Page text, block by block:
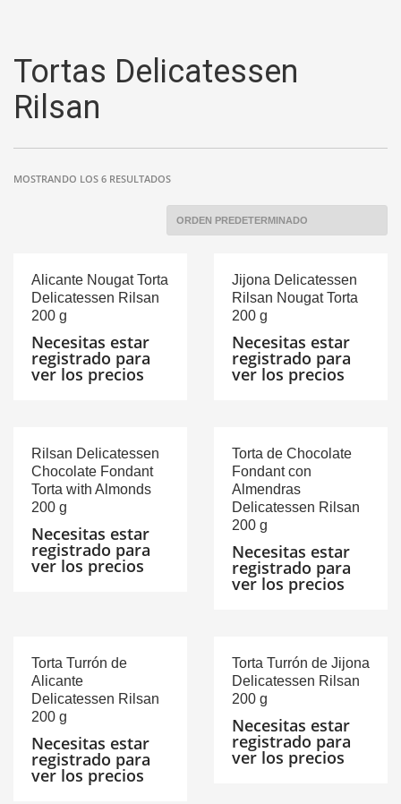
Tortas Delicatessen
Rilsan
MOSTRANDO LOS 6 RESULTADOS
Alicante Nougat Torta
Delicatessen Rilsan
200 g
Necesitas estar
registrado para
ver los precios
Jijona Delicatessen
Rilsan Nougat Torta
200 g
Necesitas estar
registrado para
ver los precios
Rilsan Delicatessen
Chocolate Fondant
Torta with Almonds
200 g
Necesitas estar
registrado para
ver los precios
Torta de Chocolate
Fondant con
Almendras
Delicatessen Rilsan
200 g
Necesitas estar
registrado para
ver los precios
Torta Turrón de
Alicante
Delicatessen Rilsan
200 g
Necesitas estar
registrado para
ver los precios
Torta Turrón de Jijona
Delicatessen Rilsan
200 g
Necesitas estar
registrado para
ver los precios